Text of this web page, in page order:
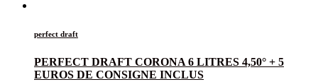
perfect draft
PERFECT DRAFT CORONA 6 LITRES 4,50° + 5
EUROS DE CONSIGNE INCLUS